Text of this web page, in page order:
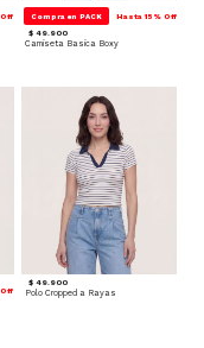
Compra en PACK Hasta 15% Off
$ 49.900
Camiseta Basica Boxy
$ 49.900
Polo Cropped a Rayas